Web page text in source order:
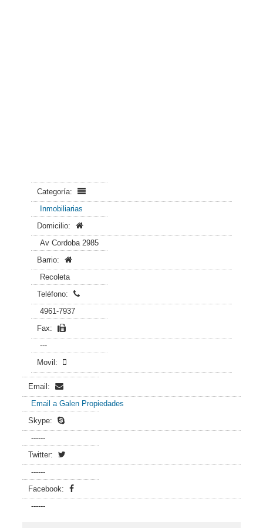
Categoría:
Inmobiliarias
Domicilio:
Av Cordoba 2985
Barrio:
Recoleta
Teléfono:
4961-7937
Fax:
---
Movil:
Email:
Email a Galen Propiedades
Skype:
------
Twitter:
------
Facebook:
------